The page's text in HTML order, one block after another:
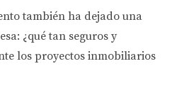
también ha dejado una
¿qué tan seguros y
los proyectos inmobiliarios